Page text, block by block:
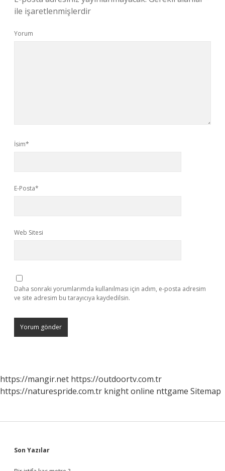
ile işaretlenmişlerdir
Yorum
İsim*
E-Posta*
Web Sitesi
Daha sonraki yorumlarımda kullanılması için adım, e-posta adresim
ve site adresim bu tarayıcıya kaydedilsin.
https://mangir.net https://outdoortv.com.tr
https://naturespride.com.tr knight online nttgame Sitemap
Sidebar
Son Yazılar